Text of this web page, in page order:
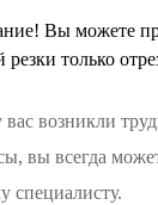
Вы можете
резки только
вас возникли
вы всегда
специалисту.